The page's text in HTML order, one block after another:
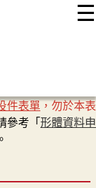
☰
件表單 ，勿於本表
參考「 形體資料申